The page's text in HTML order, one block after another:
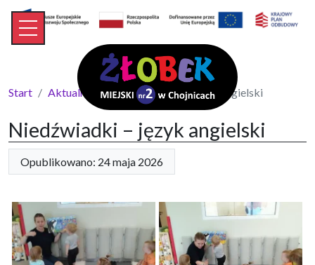
Start Aktualności Niedźwiadki – język angielski
Niedźwiadki – język angielski
Opublikowano: 24 maja 2026